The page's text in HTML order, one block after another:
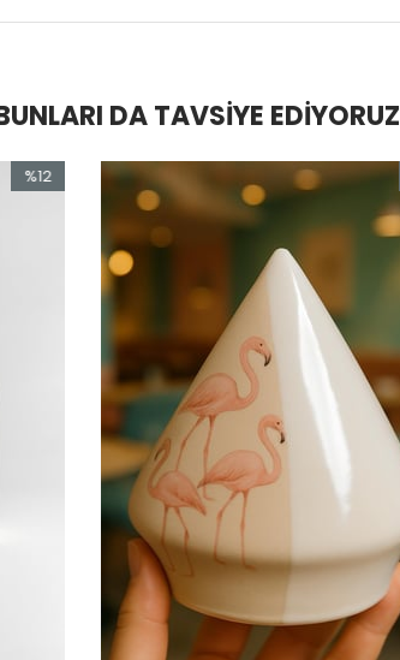
DA TAVSIYE EDIYORUZ
%18
İndirim
%18İndirim